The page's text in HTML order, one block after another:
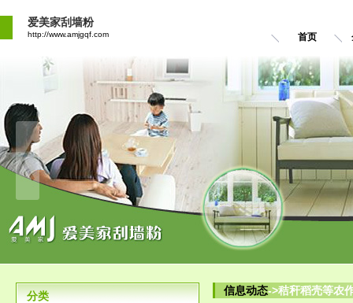
爱美家刮墙粉
http://www.amjgqf.com 首页
分类 信息动态->秸秆稻壳等农